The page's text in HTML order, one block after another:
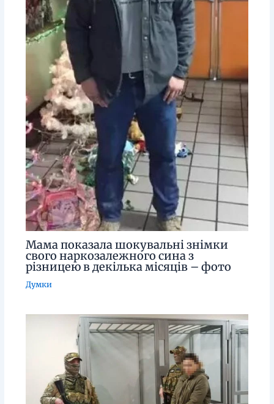
Мама показала шокувальні знімки
свого наркозалежного сина з
різницею в декілька місяців – фото
Думки